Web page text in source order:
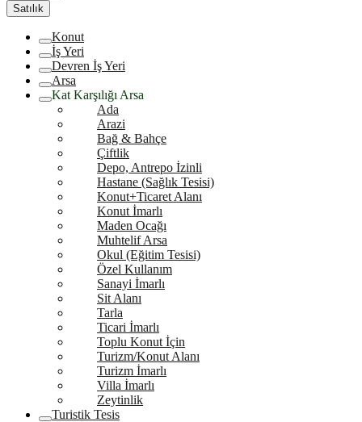
Satılık
Konut
İş Yeri
Devren İş Yeri
Arsa
Kat Karşılığı Arsa
Ada
Arazi
Bağ & Bahçe
Çiftlik
Depo, Antrepo İzinli
Hastane (Sağlık Tesisi)
Konut+Ticaret Alanı
Konut İmarlı
Maden Ocağı
Muhtelif Arsa
Okul (Eğitim Tesisi)
Özel Kullanım
Sanayi İmarlı
Sit Alanı
Tarla
Ticari İmarlı
Toplu Konut İçin
Turizm/Konut Alanı
Turizm İmarlı
Villa İmarlı
Zeytinlik
Turistik Tesis